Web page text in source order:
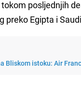
posljednjih
preko Egipta i
Bliskom istoku: Air